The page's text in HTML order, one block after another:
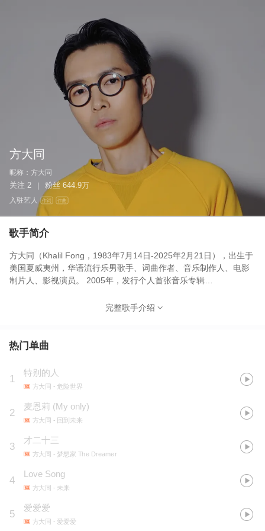
方大同
昵称： 方大同
关注 2 粉丝 644.9万
入驻艺人 作词 作曲
歌手简介
方大同（Khalil Fong，1983年7月14日-2025年2月21日），出生于
美国夏威夷州，华语流行乐男歌手、词曲作者、音乐制作人、电影
制片人、影视演员。 2005年，发行个人首张音乐专辑
年，发行被视为其巅峰之作的音乐专辑《未来》，凭借该专辑获得
简单上口的音乐。2009年，在叱咤乐坛流行榜颁奖典礼上同时获得
专辑《可啦思刻》获得第14届全球华语榜中榜“香港地区最佳男歌手
奖”，其演唱的歌曲《三人游》获得第32届十大中文金曲“优秀流行
国语歌曲奖”；同年，出演个人首部电影《恋爱通告》。 2011年，
登上中央电视台春节联欢晚会的舞台；同年，发行复古风格的音乐
专辑《15》，该专辑获得叱咤乐坛流行榜颁奖典礼“至尊唱片奖”。
“赋音乐”，并发行个人专辑《JTW 西游记》，凭借该专辑获得第28
届台湾金曲奖“最佳国语男歌手奖”。2018年，获得第25届东方风云
发行专辑《宅这 Home Sweet Home》。2021年，任爱情电影《指
引》的制片人。2024年，发行音乐专辑《梦想家》。 2025年2月21
日早晨，方大同去世，年仅41岁。
完整歌手介绍
热门单曲
1
特别的人
方大同 - 危险世界
2
麦恩莉 (My only)
方大同 - 回到未来
3
才二十三
方大同 - 梦想家 The Dreamer
4
Love Song
方大同 - 未来
5
爱爱爱
方大同 - 爱爱爱